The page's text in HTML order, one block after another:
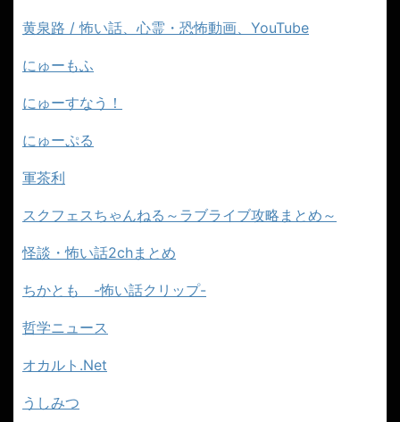
黄泉路 / 怖い話、心霊・恐怖動画、YouTube
にゅーもふ
にゅーすなう！
にゅーぷる
軍茶利
スクフェスちゃんねる～ラブライブ攻略まとめ～
怪談・怖い話2chまとめ
ちかとも -怖い話クリップ-
哲学ニュース
オカルト.Net
うしみつ